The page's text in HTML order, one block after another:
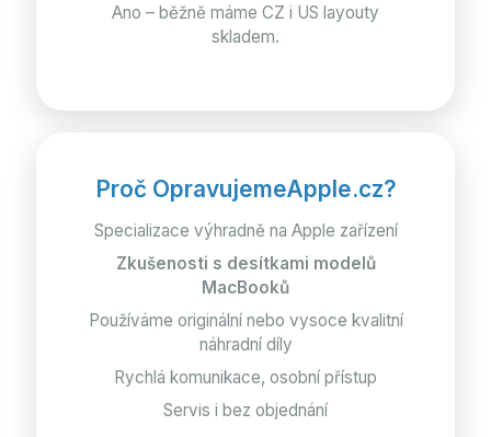
Ano – běžně máme CZ i US layouty
skladem.
Proč OpravujemeApple.cz?
Specializace výhradně na Apple zařízení
Zkušenosti s desítkami modelů
MacBooků
Používáme originální nebo vysoce kvalitní
náhradní díly
Rychlá komunikace, osobní přístup
Servis i bez objednání